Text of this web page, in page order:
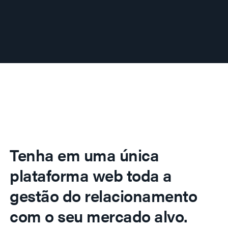
Tenha em uma única
plataforma web toda a
gestão do relacionamento
com o seu mercado alvo.